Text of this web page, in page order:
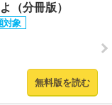
（分冊版）
無料版を読む